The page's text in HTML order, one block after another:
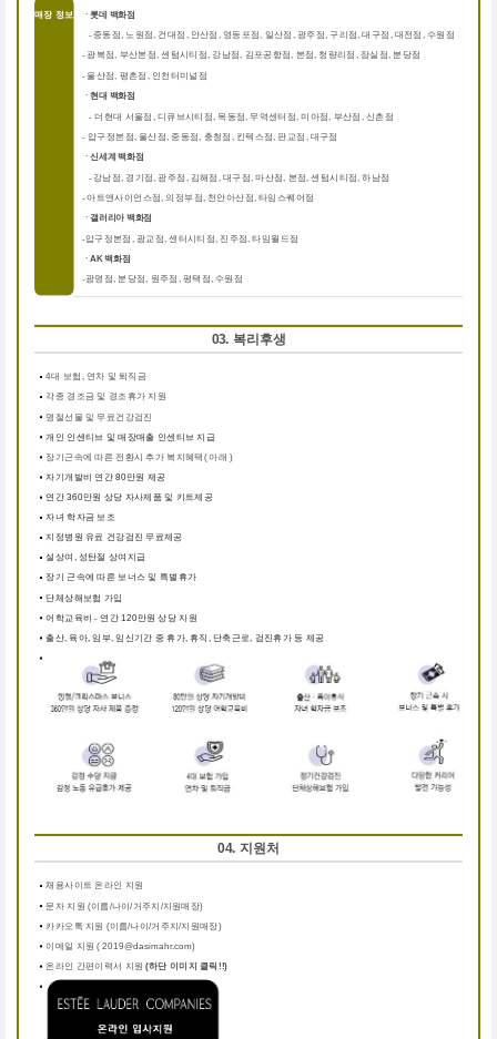
매장 정보 ㆍ롯데 백화점
-중동점, 노원점, 건대점, 안산점, 영등포점, 일산점, 광주점, 구리점, 대구점, 대전점, 수원점
-광복점, 부산본점, 센텀시티점, 강남점, 김포공항점, 본점, 청량리점, 잠실점, 분당점
-울산점, 평촌점, 인천터미널점
ㆍ현대 백화점
- 더현대 서울점, 디큐브시티점, 목동점, 무역센터점, 미아점, 부산점, 신촌점
- 압구정본점, 울산점, 중동점, 충청점, 킨텍스점, 판교점, 대구점
ㆍ신세계 백화점
- 강남점, 경기점, 광주점, 김해점, 대구점, 마산점, 본점, 센텀시티점, 하남점
-아트앤사이언스점, 의정부점, 천안아산점, 타임스퀘어점
ㆍ갤러리아 백화점
-압구정본점, 광교점, 센터시티점, 진주점, 타임월드점
ㆍAK 백화점
-광명점, 분당점, 원주점, 평택점, 수원점
03. 복리후생
4대 보험, 연차 및 퇴직금
각종 경조금 및 경조휴가 지원
명절선물 및 무료건강검진
개인 인센티브 및 매장매출 인센티브 지급
장기근속에 따른 전환시 추가 복지혜택( 아래 )
자기개발비 연간 80만원 제공
연간 360만원 상당 자사제품 및 키트제공
자녀 학자금 보조
지정병원 유료 건강검진 무료제공
설상여, 성탄절 상여지급
장기 근속에 따른 보너스 및 특별휴가
단체상해보험 가입
어학교육비 - 연간 120만원 상당 지원
출산, 육아, 임부, 임신기간 중 휴가, 휴직, 단축근로, 검진휴가 등 제공
04. 지원처
채용사이트 온라인 지원
문자 지원 (이름/나이/거주지/지원매장)
카카오톡 지원 (이름/나이/거주지/지원매장)
이메일 지원 ( 2019@dasimahr.com)
온라인 간편이력서 지원 (하단 이미지 클릭!!)